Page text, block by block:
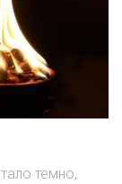
темно,